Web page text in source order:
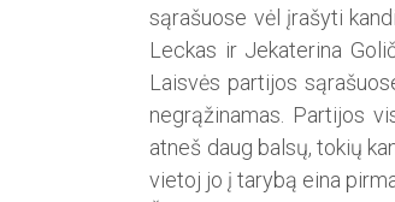
sąrašuose vėl įrašyti
Leckas ir Jekaterina
Laisvės partijos
negrąžinamas. Partijos
atneš daug balsų, tokių
vietoj jo į tarybą eina